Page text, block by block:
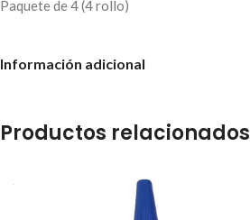
Paquete de 4 (4 rollo)
Información adicional
Productos relacionados